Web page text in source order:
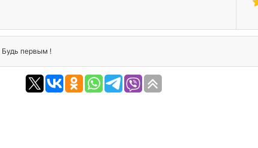
Будь первым !